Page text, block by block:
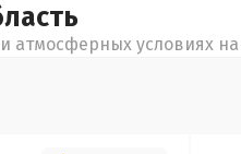
атмосферных условиях на